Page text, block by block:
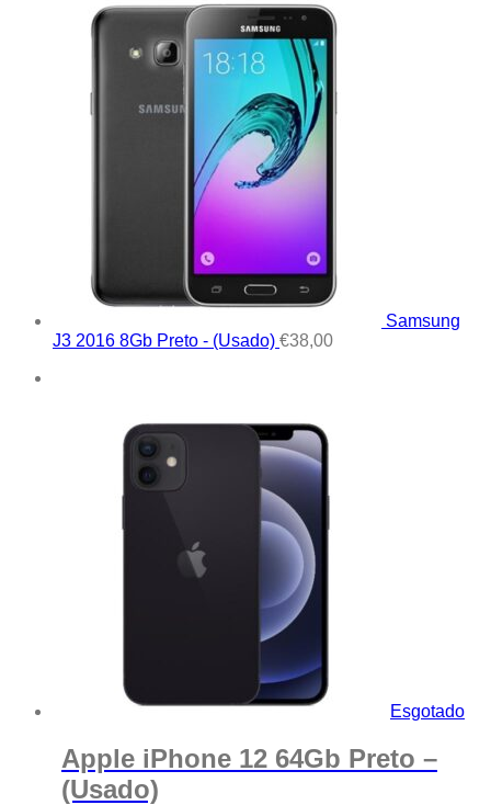
Samsung
J3 2016 8Gb Preto - (Usado) €38,00
Esgotado
Apple iPhone 12 64Gb Preto –
(Usado)